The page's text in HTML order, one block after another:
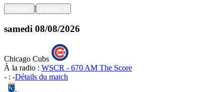
|
samedi 08/08/2026
Chicago Cubs
À la radio : WSCR - 670 AM The Score
- : -Détails du match